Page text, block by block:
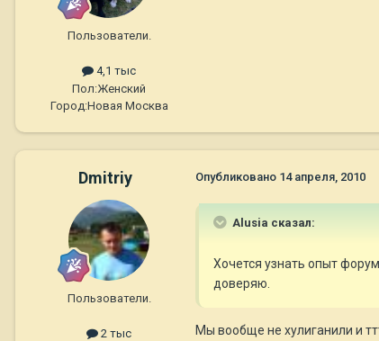
Пользователи.
4,1 тыс
Пол:Женский
Город:Новая Москва
Dmitriy
Пользователи.
2 тыс
Опубликовано 14 апреля, 2010
Alusia сказал:
Хочется узнать опыт
доверяю.
Мы вообще не хулиганили и